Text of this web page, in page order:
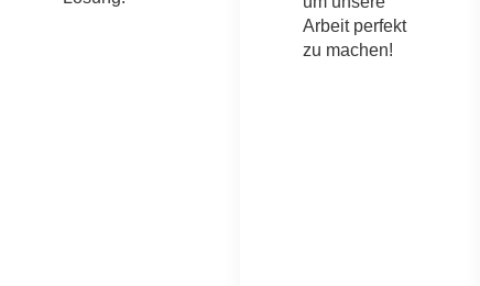
Arbeit perfekt
zu machen!